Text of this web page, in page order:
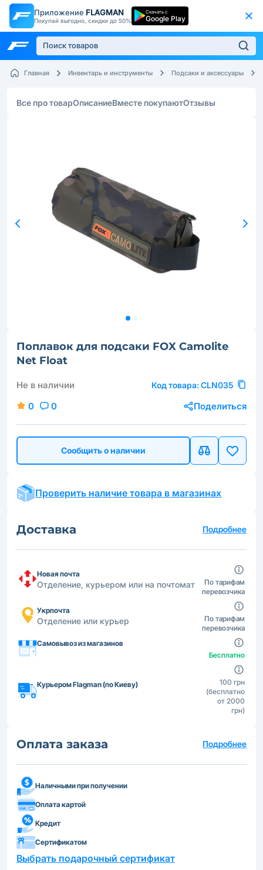
Приложение FLAGMAN
Покупай выгодно, скидки до 50%
Скачать с
Google Play
Главная Инвентарь и инструменты Подсаки и аксессуары
Все про товарОписаниеВместе покупаютОтзывы
Поплавок для подсаки FOX Camolite
Net Float
Не в наличии Код товара: CLN035
0 0 Поделиться
Сообщить о наличии
Проверить наличие товара в магазинах
Доставка Подробнее
Новая почта
Отделение, курьером или на почтомат
По тарифам
перевозчика
Укрпочта
Отделение или курьер
По тарифам
перевозчика
Самовывоз из магазинов
Бесплатно
Курьером Flagman (по Киеву)
100 грн
(бесплатно
от 2000
грн)
Оплата заказа Подробнее
Наличными при получении
Оплата картой
Кредит
Сертификатом
Выбрать подарочный сертификат